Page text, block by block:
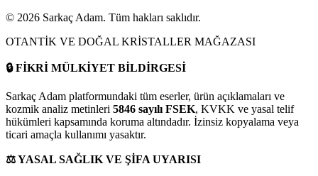
© 2026 Sarkaç Adam. Tüm hakları saklıdır.
OTANTİK VE DOĞAL KRİSTALLER MAĞAZASI
🔒FİKRİ MÜLKİYET BİLDİRGESİ
Sarkaç Adam platformundaki tüm eserler, ürün açıklamaları ve
kozmik analiz metinleri 5846 sayılı FSEK, KVKK ve yasal telif
hükümleri kapsamında koruma altındadır. İzinsiz kopyalama veya
ticari amaçla kullanımı yasaktır.
⚖️YASAL SAĞLIK VE ŞİFA UYARISI